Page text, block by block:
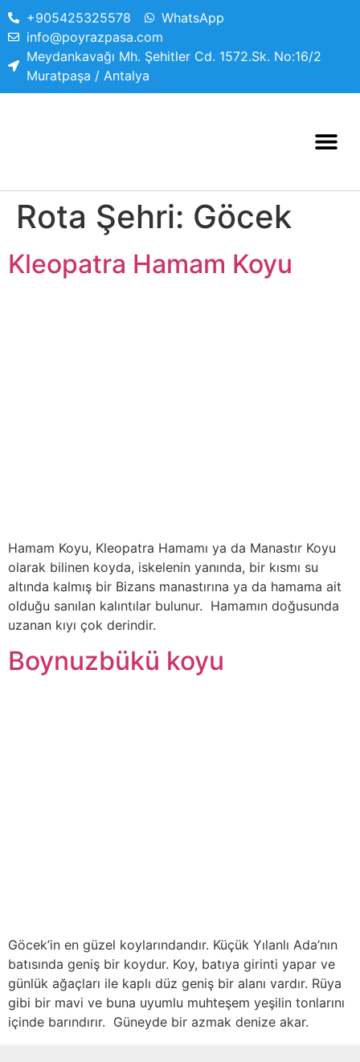
+905425325578
WhatsApp
info@poyrazpasa.com
Meydankavağı Mh. Şehitler Cd. 1572.Sk. No:16/2
Muratpaşa / Antalya
Rota Şehri: Göcek
Kleopatra Hamam Koyu
Hamam Koyu, Kleopatra Hamamı ya da Manastır Koyu
olarak bilinen koyda, iskelenin yanında, bir kısmı su
altında kalmış bir Bizans manastırına ya da hamama ait
olduğu sanılan kalıntılar bulunur. Hamamın doğusunda
uzanan kıyı çok derindir.
Boynuzbükü koyu
Göcek’in en güzel koylarındandır. Küçük Yılanlı Ada’nın
batısında geniş bir koydur. Koy, batıya girinti yapar ve
günlük ağaçları ile kaplı düz geniş bir alanı vardır. Rüya
gibi bir mavi ve buna uyumlu muhteşem yeşilin tonlarını
içinde barındırır. Güneyde bir azmak denize akar.